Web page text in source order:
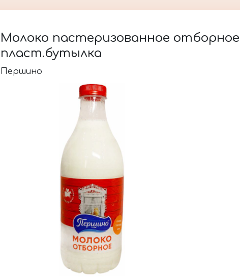
Молоко пастеризованное отборное,
пласт.бутылка
Першино